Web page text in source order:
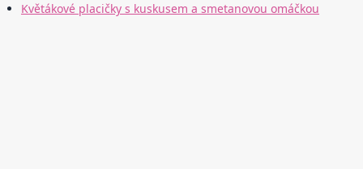
Květákové placičky s kuskusem a smetanovou omáčkou